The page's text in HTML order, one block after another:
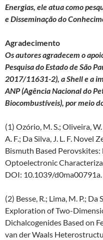
Energias, ele atua como
e Disseminação do
Agradecimento
Os autores agradecem o
Pesquisa do Estado de São
2017/11631-2), a Shell e a
ANP (Agência Nacional do
Biocombustíveis), por meio
(1) Ozório, M. S.; Oliveira, W.
A. F.; Da Silva, J. L. F.
Bismuth Based
Optoelectronic
DOI: 10.1039/d0ma00791a.
(2) Besse, R.; Lima, M. P.;
Exploration of Two-
Dichalcogenides Based on
van der Waals